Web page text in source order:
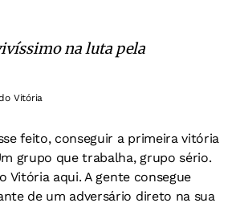
na luta pela
Vitória
feito, conseguir a primeira vitória
grupo que trabalha, grupo sério.
Vitória aqui. A gente consegue
de um adversário direto na sua